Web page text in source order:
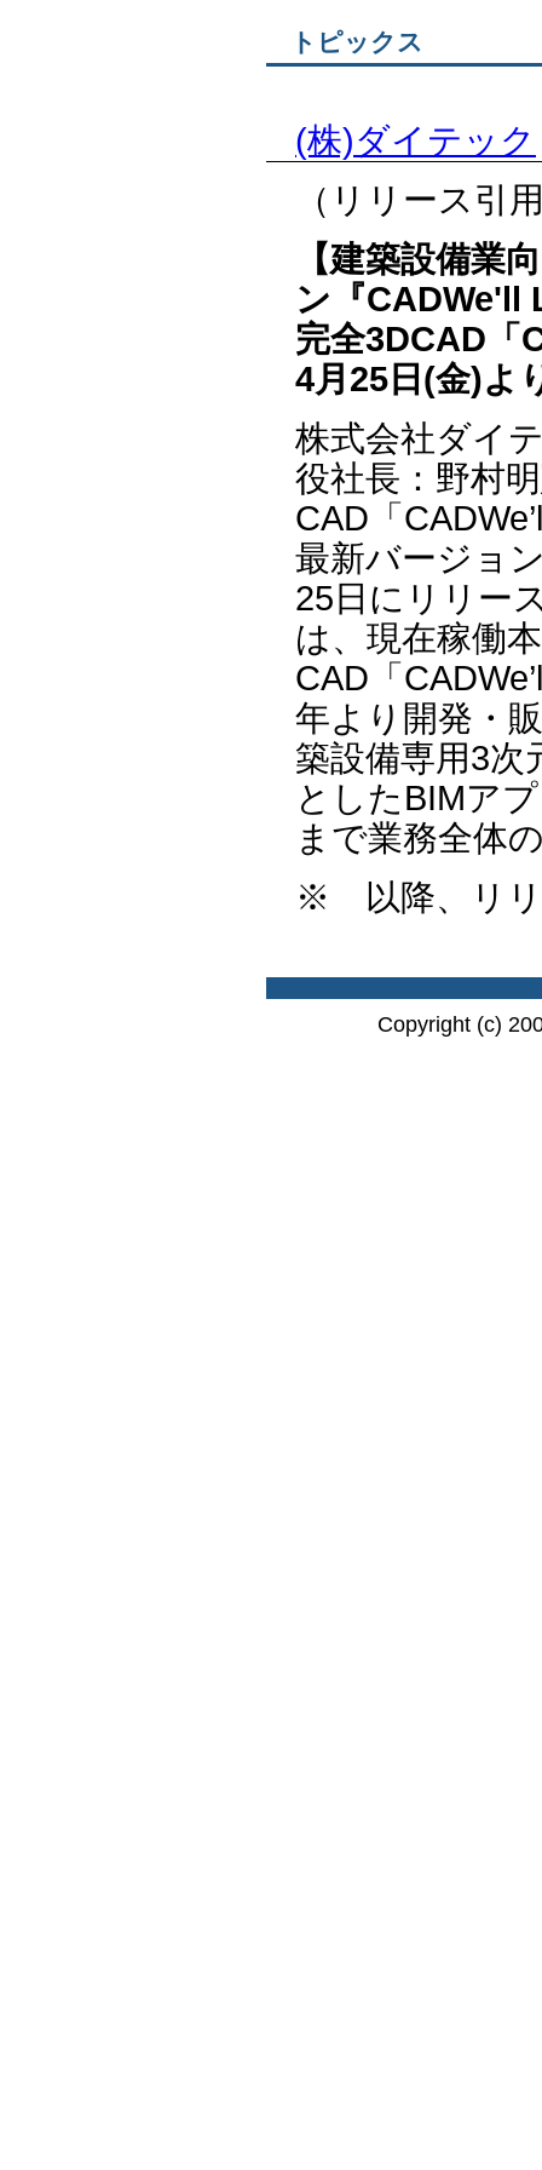
トピックス
(株)ダイテック
（リリース引
【建築設備業
ン『CADWe'll
完全3DCAD「
4月25日(金)よ
株式会社ダイ
役社長：野村
CAD「
最新バージョ
25日にリリー
は、現在稼働
CAD「
年より開発・
築設備専用3次
としたBIMア
まで業務全体
※ 以降、リリ
Copyright (c)